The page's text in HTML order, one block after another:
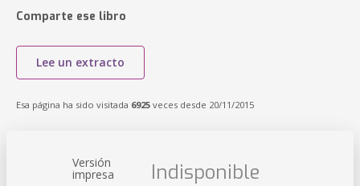
Comparte ese libro
Lee un extracto
Esa página ha sido visitada 6925 veces desde 20/11/2015
Versión
impresa Indisponible